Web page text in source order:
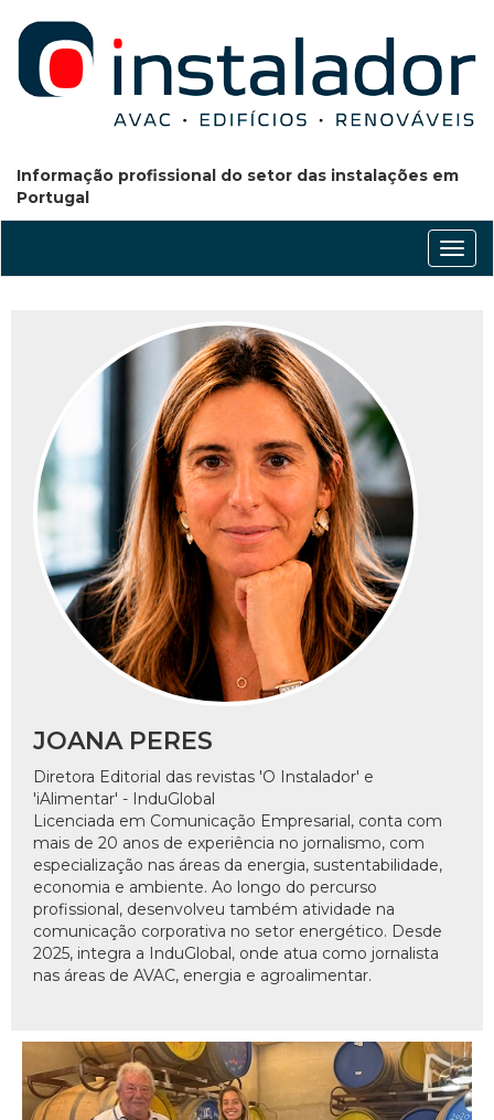
Informação profissional do setor das instalações em
Portugal
JOANA PERES
Diretora Editorial das revistas 'O Instalador' e
'iAlimentar' - InduGlobal
Licenciada em Comunicação Empresarial, conta com
mais de 20 anos de experiência no jornalismo, com
especialização nas áreas da energia, sustentabilidade,
economia e ambiente. Ao longo do percurso
profissional, desenvolveu também atividade na
comunicação corporativa no setor energético. Desde
2025, integra a InduGlobal, onde atua como jornalista
nas áreas de AVAC, energia e agroalimentar.